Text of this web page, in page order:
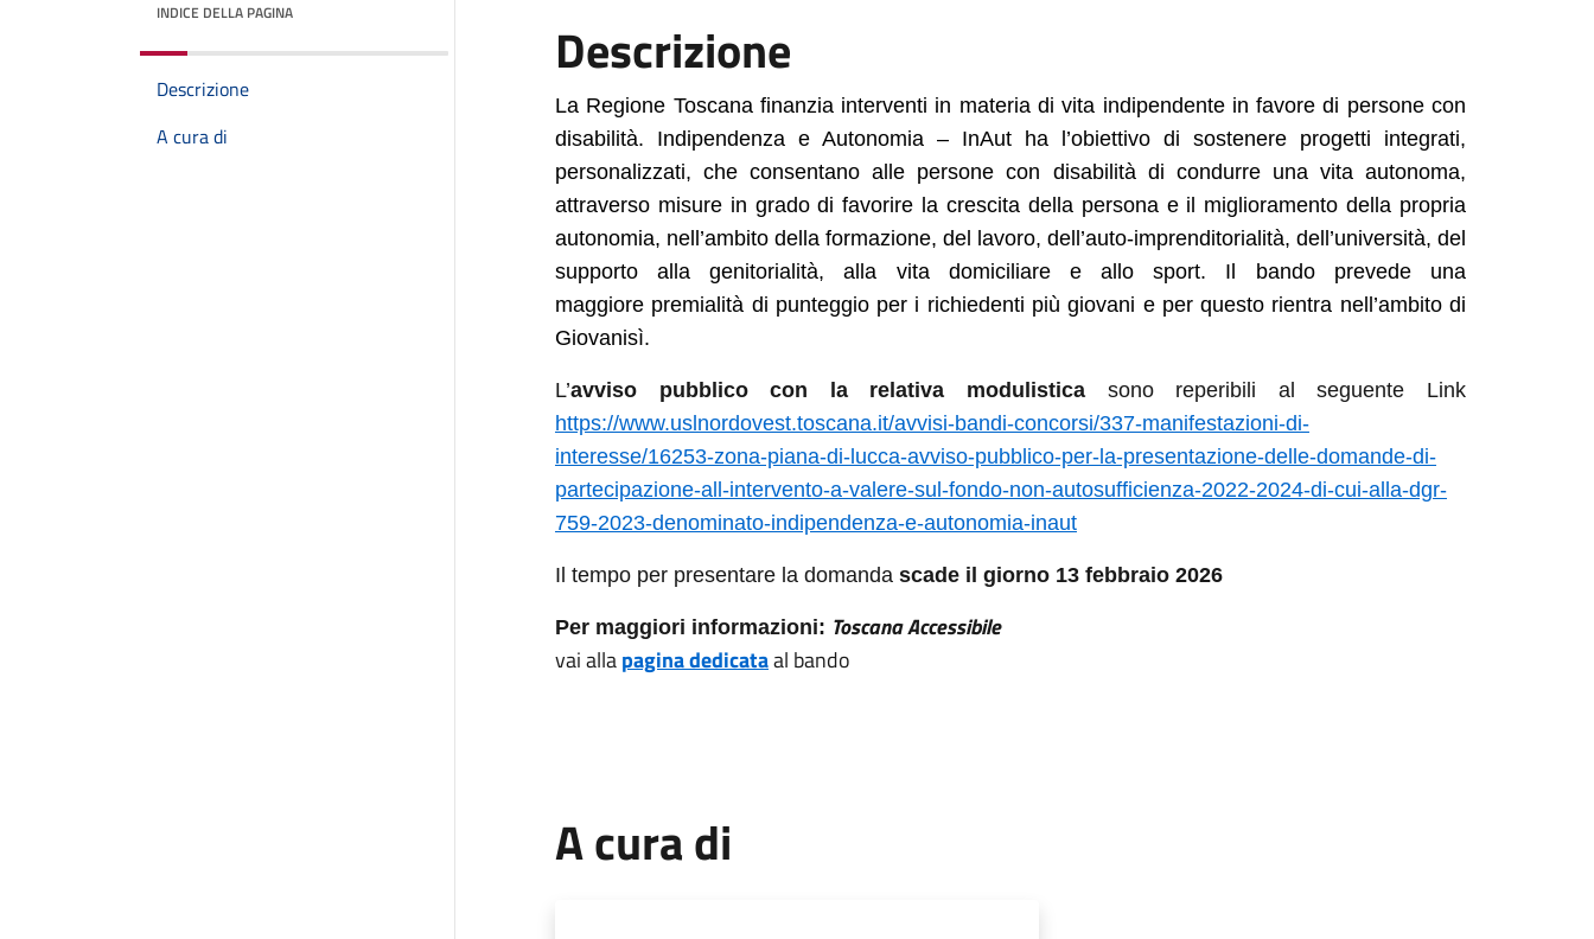
INDICE DELLA PAGINA
Descrizione
A cura di
Descrizione
La Regione Toscana finanzia interventi in materia di vita indipendente in favore di persone con
disabilità.
Indipendenza e Autonomia – InAutha l’obiettivo di sostenere progetti integrati,
personalizzati, che consentano alle persone con disabilità di condurre una vita autonoma,
attraverso misure in grado di favorire la crescita della persona e il miglioramento della propria
autonomia, nell’ambito della formazione, del lavoro, dell’auto-imprenditorialità, dell’università, del
supporto alla genitorialità, alla vita domiciliare e allo sport. Il bando prevede una
maggiore premialità di punteggio per i richiedenti più giovani e per questo rientra nell’ambito di
Giovanisì.
L’avviso pubblico con la relativa modulistica sono reperibili al seguente Link
https://www.uslnordovest.toscana.it/avvisi-bandi-concorsi/337-manifestazioni-di-
interesse/16253-zona-piana-di-lucca-avviso-pubblico-per-la-presentazione-delle-domande-di-
partecipazione-all-intervento-a-valere-sul-fondo-non-autosufficienza-2022-2024-di-cui-alla-dgr-
759-2023-denominato-indipendenza-e-autonomia-inaut
Il tempo per presentare la domanda scade il giorno 13 febbraio 2026
Per maggiori informazioni: Toscana Accessibile
vai allapagina dedicataal bando
A cura di